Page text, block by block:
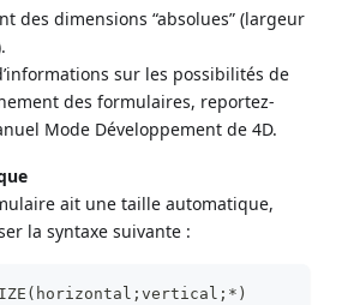
des dimensions “absolues” (largeur
sur les possibilités de
des formulaires, reportez-
Mode Développement de 4D.
ait une taille automatique,
la syntaxe suivante :
SIZE(horizontal;vertical;*)